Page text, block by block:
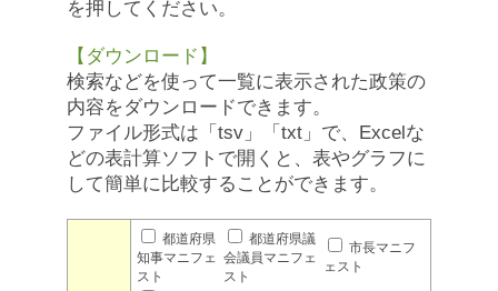
を押してください。
【ダウンロード】
検索などを使って一覧に表示された政策の
内容をダウンロードできます。
ファイル形式は「tsv」「txt」で、Excelな
どの表計算ソフトで開くと、表やグラフに
して簡単に比較することができます。
都道府県
知事マニフェ
スト
都道府県議
会議員マニフェ
スト
市長マニフ
ェスト